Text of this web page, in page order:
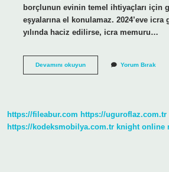
borçlunun evinin temel ihtiyaçları için
eşyalarına el konulamaz. 2024’eve icra
yılında haciz edilirse, icra memuru…
Devamını okuyunEve
Yorum Bırak
https://fileabur.com https://uguroflaz.com.tr
https://kodeksmobilya.com.tr knight online